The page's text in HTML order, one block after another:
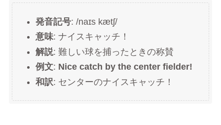
発音記号: /naɪs kætʃ/
意味: ナイスキャッチ！
解説: 難しい球を捕ったときの称賛
例文: Nice catch by the center fielder!
和訳: センターのナイスキャッチ！